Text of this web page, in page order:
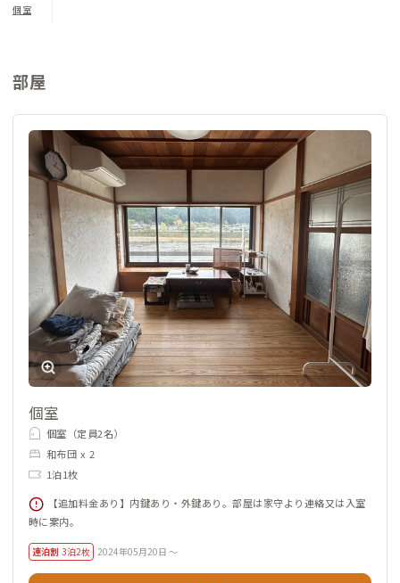
個室
部屋
個室
個室（定員2名）
和布団 x 2
1泊1枚
【追加料金あり】内鍵あり・外鍵あり。部屋は家守より連絡又は入室
時に案内。
連泊割 3泊2枚 2024年05月20日 ～